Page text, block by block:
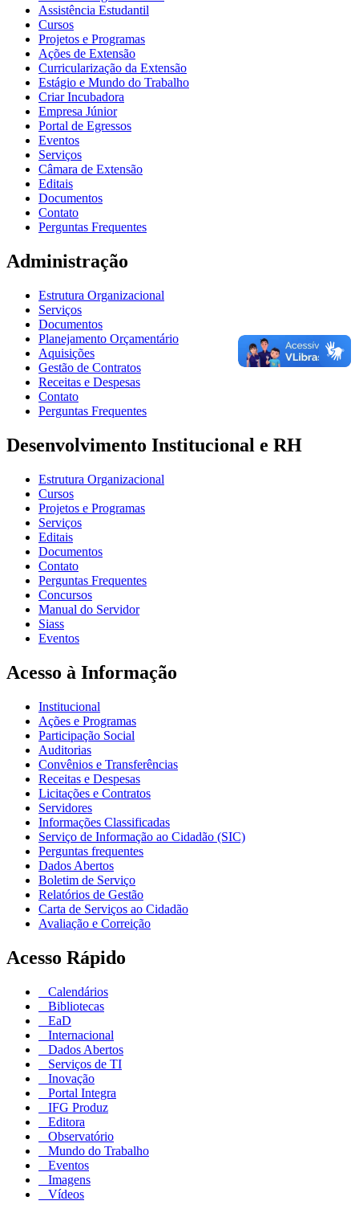
Assistência Estudantil
Cursos
Projetos e Programas
Ações de Extensão
Curricularização da Extensão
Estágio e Mundo do Trabalho
Criar Incubadora
Empresa Júnior
Portal de Egressos
Eventos
Serviços
Câmara de Extensão
Editais
Documentos
Contato
Perguntas Frequentes
Administração
Estrutura Organizacional
Serviços
Documentos
Planejamento Orçamentário
Aquisições
Gestão de Contratos
Receitas e Despesas
Contato
Perguntas Frequentes
Desenvolvimento Institucional e RH
Estrutura Organizacional
Cursos
Projetos e Programas
Serviços
Editais
Documentos
Contato
Perguntas Frequentes
Concursos
Manual do Servidor
Siass
Eventos
Acesso à Informação
Institucional
Ações e Programas
Participação Social
Auditorias
Convênios e Transferências
Receitas e Despesas
Licitações e Contratos
Servidores
Informações Classificadas
Serviço de Informação ao Cidadão (SIC)
Perguntas frequentes
Dados Abertos
Boletim de Serviço
Relatórios de Gestão
Carta de Serviços ao Cidadão
Avaliação e Correição
Acesso Rápido
Calendários
Bibliotecas
EaD
Internacional
Dados Abertos
Serviços de TI
Inovação
Portal Integra
IFG Produz
Editora
Observatório
Mundo do Trabalho
Eventos
Imagens
Vídeos